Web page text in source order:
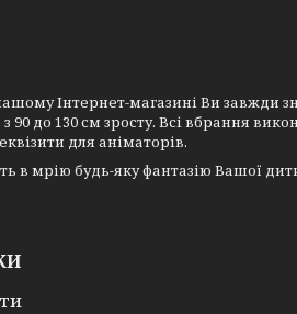
Інтернет-магазині Ви завжди
90 до 130 см зросту. Всі вбрання
для аніматорів.
в мрію будь-яку фантазію Вашої